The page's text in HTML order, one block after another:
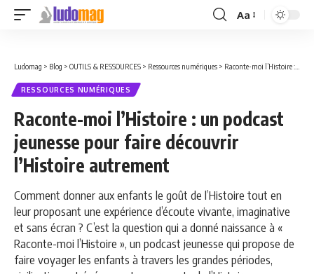
Font
Aa
Ludomag > Blog > OUTILS & RESSOURCES > Ressources numériques > Raconte-moi l’Histoire : un podcast jeunesse pour faire découvrir l’Histoire autrement
RESSOURCES NUMÉRIQUES
Raconte-moi l’Histoire : un podcast
jeunesse pour faire découvrir
l’Histoire autrement
Comment donner aux enfants le goût de l’Histoire tout en
leur proposant une expérience d’écoute vivante, imaginative
et sans écran ? C’est la question qui a donné naissance à «
Raconte-moi l’Histoire », un podcast jeunesse qui propose de
faire voyager les enfants à travers les grandes périodes,